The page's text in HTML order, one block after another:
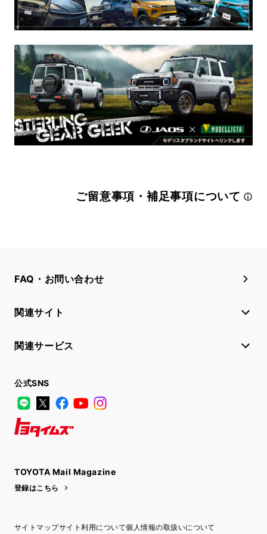
ご留意事項・補足事項について
FAQ・お問い合わせ
関連サイト
関連サービス
公式SNS
LINE
X FacebookYouTube
TOYOTA Mail Magazine
登録はこちら
サイトマップサイト利用について個人情報の取扱いについて